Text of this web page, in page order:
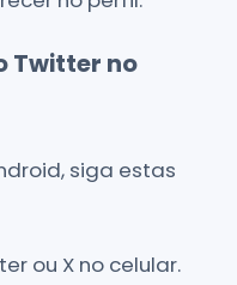
Twitter no
siga estas
ou X no celular.